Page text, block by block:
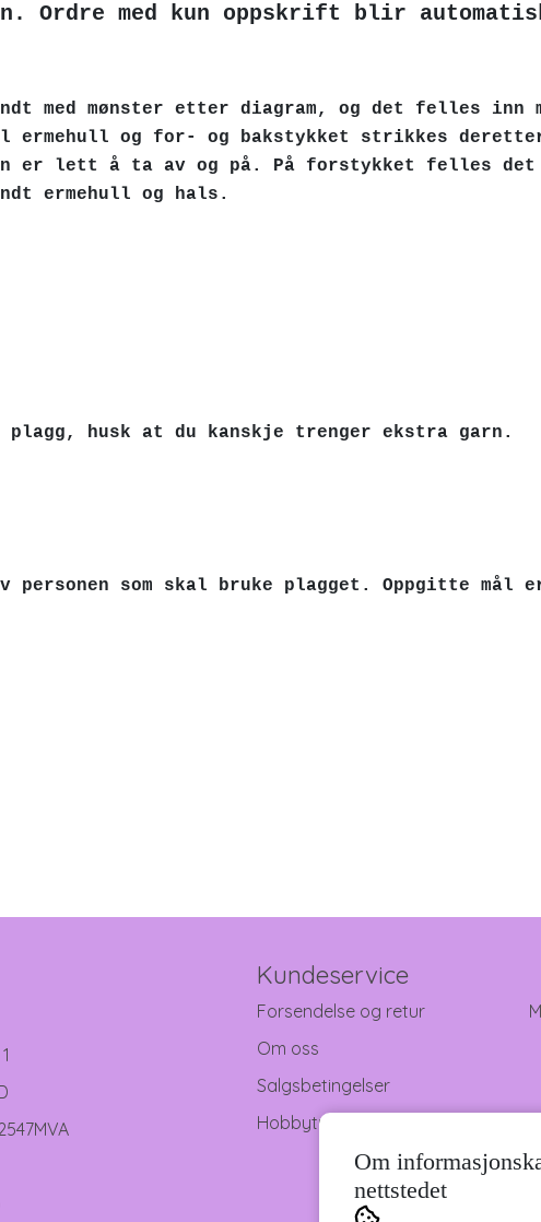
Ordre med kun oppskrift blir
med mønster etter diagram, og det felles
og for- og bakstykket strikkes
lett å ta av og på. På forstykket felles det
ermehull og hals.
husk at du kanskje trenger ekstra garn.
personen som skal bruke plagget. Oppgitte mål
Om
nettstedet
Kundeservice
Forsendelse og retur
Om oss
Salgsbetingelser
Hobbytreff